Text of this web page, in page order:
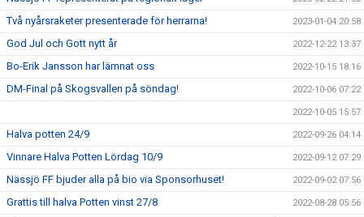
Två nyårsraketer presenterade för herrarna! 2023-01-04 20:58
God Jul och Gott nytt år 2022-12-22 13:37
Bo-Erik Jansson har lämnat oss 2022-10-15 18:16
DM-Final på Skogsvallen på söndag! 2022-10-06 07:22
2022-10-05 15:57
Halva potten 24/9 2022-09-26 04:14
Vinnare Halva Potten Lördag 10/9 2022-09-12 07:29
Nässjö FF bjuder alla på bio via Sponsorhuset! 2022-09-02 07:56
Grattis till halva Potten vinst 27/8 2022-08-28 05:56